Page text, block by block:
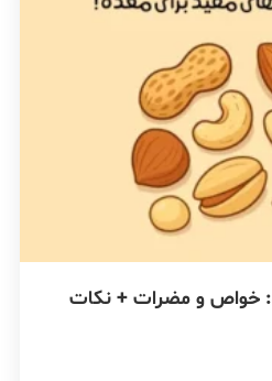
خواص و مضرات + نکات